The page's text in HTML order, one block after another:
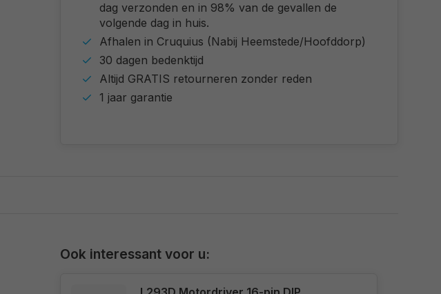
dag verzonden en in 98% van de gevallen de
volgende dag in huis.
Afhalen in Cruquius (Nabij Heemstede/Hoofddorp)
30 dagen bedenktijd
Altijd GRATIS retourneren zonder reden
1 jaar garantie
Ook interessant voor u: